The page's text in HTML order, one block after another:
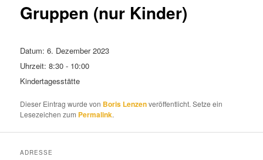
Gruppen (nur Kinder)
Datum:6. Dezember 2023
Uhrzeit:8:30 - 10:00
Kindertagesstätte
Dieser Eintrag wurde von Boris Lenzenveröffentlicht. Setze ein
Lesezeichen zum Permalink.
ADRESSE